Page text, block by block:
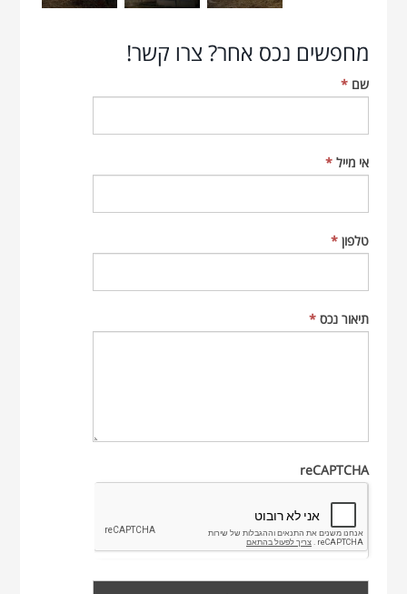
מחפשים נכס אחר? צרו קשר!
שם*
אי מייל*
טלפון*
תיאור נכס*
reCAPTCHA